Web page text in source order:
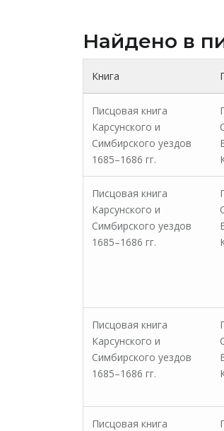
Найдено в
Книга
Писцовая книга
Карсунского и
Симбирского уездов
1685–1686 гг.
Писцовая книга
Карсунского и
Симбирского уездов
1685–1686 гг.
Писцовая книга
Карсунского и
Симбирского уездов
1685–1686 гг.
Писцовая книга